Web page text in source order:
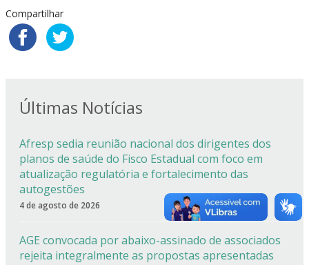
Compartilhar
Últimas Notícias
Afresp sedia reunião nacional dos dirigentes dos
planos de saúde do Fisco Estadual com foco em
atualização regulatória e fortalecimento das
autogestões
4 de agosto de 2026
AGE convocada por abaixo-assinado de associados
rejeita integralmente as propostas apresentadas